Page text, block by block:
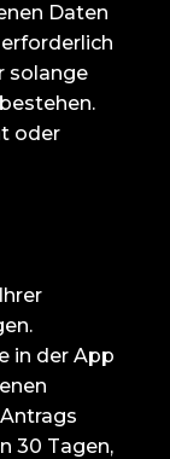
Daten
solange
oder
in der App
30 Tagen,